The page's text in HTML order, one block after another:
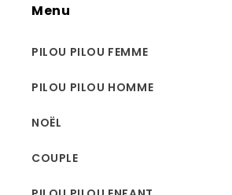
Menu
PILOU PILOU FEMME
PILOU PILOU HOMME
NOËL
COUPLE